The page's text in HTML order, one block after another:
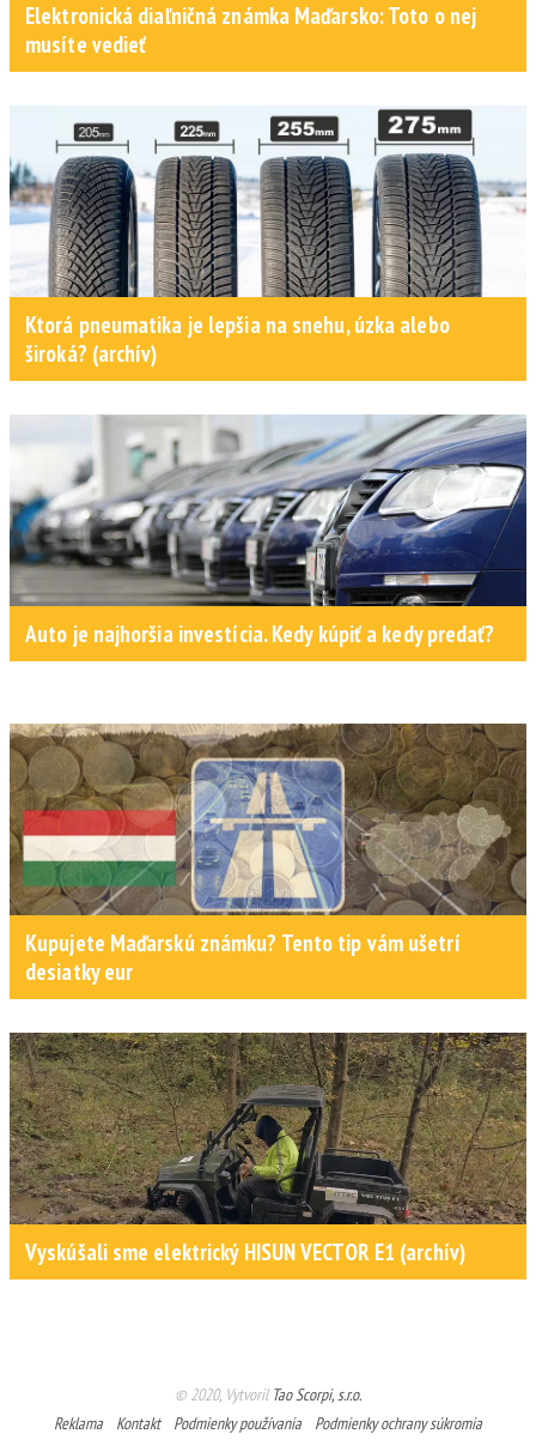
Elektronická diaľničná známka Maďarsko: Toto o nej
musíte vedieť
Ktorá pneumatika je lepšia na snehu, úzka alebo
široká? (archív)
Auto je najhoršia investícia. Kedy kúpiť a kedy predať?
Kupujete Maďarskú známku? Tento tip vám ušetrí
desiatky eur
Vyskúšali sme elektrický HISUN VECTOR E1 (archív)
© 2020, Vytvoril Tao Scorpi, s.r.o.
Reklama
Kontakt Podmienky používania Podmienky ochrany súkromia